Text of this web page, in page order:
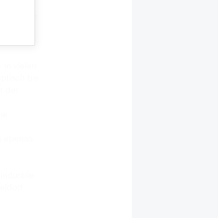
Edifact
(FWI)
von